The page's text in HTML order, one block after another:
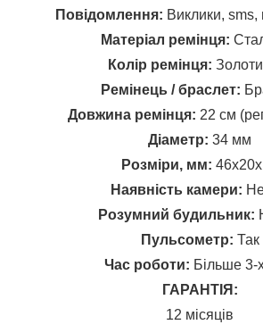
Повідомлення: Виклики,
Матеріал ремінця:
Колір ремінця:
Ремінець / браслет:
Довжина ремінця: 22 см
Діаметр: 34 мм
Розміри, мм:
Наявність камери:
Розумний будильник:
Пульсометр: Так
Час роботи: Більше 3-
ГАРАНТІЯ:
12 місяців